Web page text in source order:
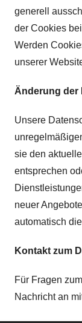
generell
der Cookies
Werden
unserer
Änderung der
Unsere
sie den
entsprechen
neuer
automatisch
Kontakt zum
Für Fragen
Nachricht an